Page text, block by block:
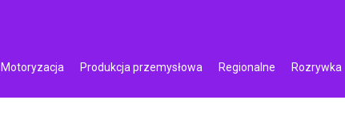
Motoryzacja Produkcja przemysłowa Regionalne Rozrywka